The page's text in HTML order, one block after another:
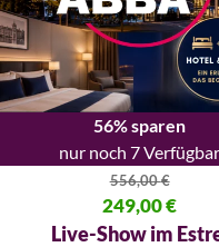
56% sparen
nur noch 7 Verfügbar
556,00€
Ursprünglicher Preis war:
249,00€
Aktueller Preis ist: 249,00 €.
Live-Show im